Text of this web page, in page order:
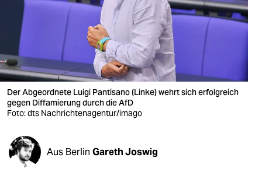
verlag
veranstaltungen
shop
fragen & hilfe
unterstützen
genossenschaft
epaper login
Der Abgeordnete Luigi Pantisano (Linke) wehrt sich erfolgreich
gegen Diffamierung durch die AfD
Foto: dts Nachrichtenagentur/imago
Aus Berlin Gareth Joswig